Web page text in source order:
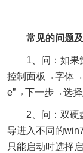
常见的问题
1、问：如果
控制面板→字体→
e”→下一步→选择
2、问：双硬
导进入不同的
只能启动时选择